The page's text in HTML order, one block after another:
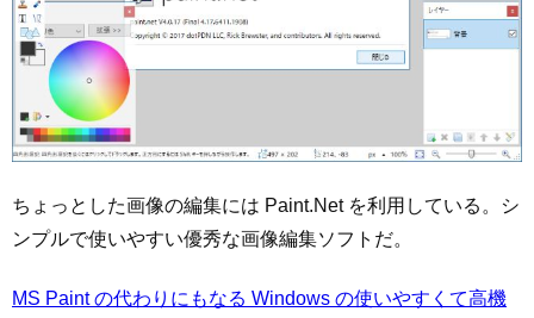
ちょっとした画像の編集には Paint.Net を利用している。シ
ンプルで使いやすい優秀な画像編集ソフトだ。
MS Paint の代わりにもなる Windows の使いやすくて高機